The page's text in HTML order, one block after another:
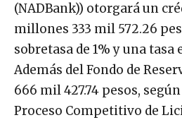
(NADBank)) otorgará un
millones 333 mil 572.26
sobretasa de 1% y una tasa
Además del Fondo de
666 mil 427.74 pesos,
Proceso Competitivo de